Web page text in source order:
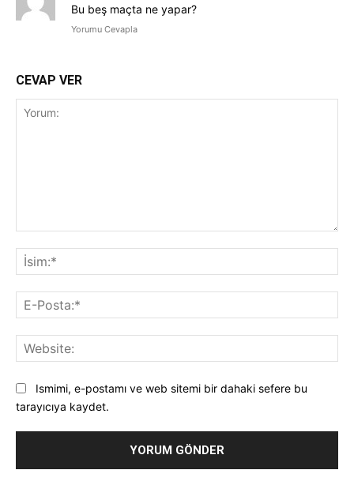
Bu beş maçta ne yapar?
Yorumu Cevapla
CEVAP VER
Ismimi, e-postamı ve web sitemi bir dahaki sefere bu
tarayıcıya kaydet.